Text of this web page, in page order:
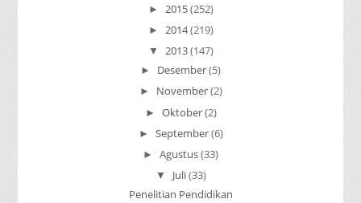
► 2015(252)
► 2014(219)
▼ 2013(147)
► Desember(5)
► November(2)
► Oktober(2)
► September(6)
► Agustus(33)
▼ Juli(33)
Penelitian Pendidikan